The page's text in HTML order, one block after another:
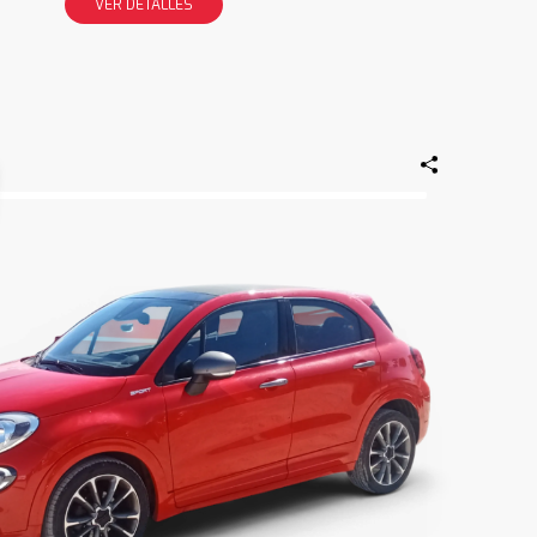
VER DETALLES